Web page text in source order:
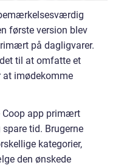
første version blev
på dagligvarer.
til at omfatte et
at imødekomme
Coop app primært
tid. Brugerne
kategorier,
den ønskede